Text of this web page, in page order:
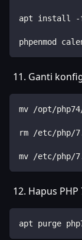
apt install -f
phpenmod
Ganti
mv /opt/
rm /etc/php/
mv /etc/php/
Hapus PHP
apt purge